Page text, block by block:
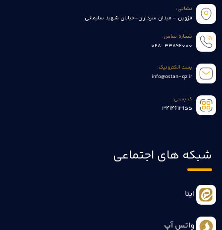
نشانی:
قزوین - میدان سرداران-خیابان شهید سلیمانی
شماره تماس:
028-33892000
پست الکترونیک:
info@ostan-qz.ir
کدپستی:
3414613155
شبکه های اجتماعی
ایتا
واتس آپ